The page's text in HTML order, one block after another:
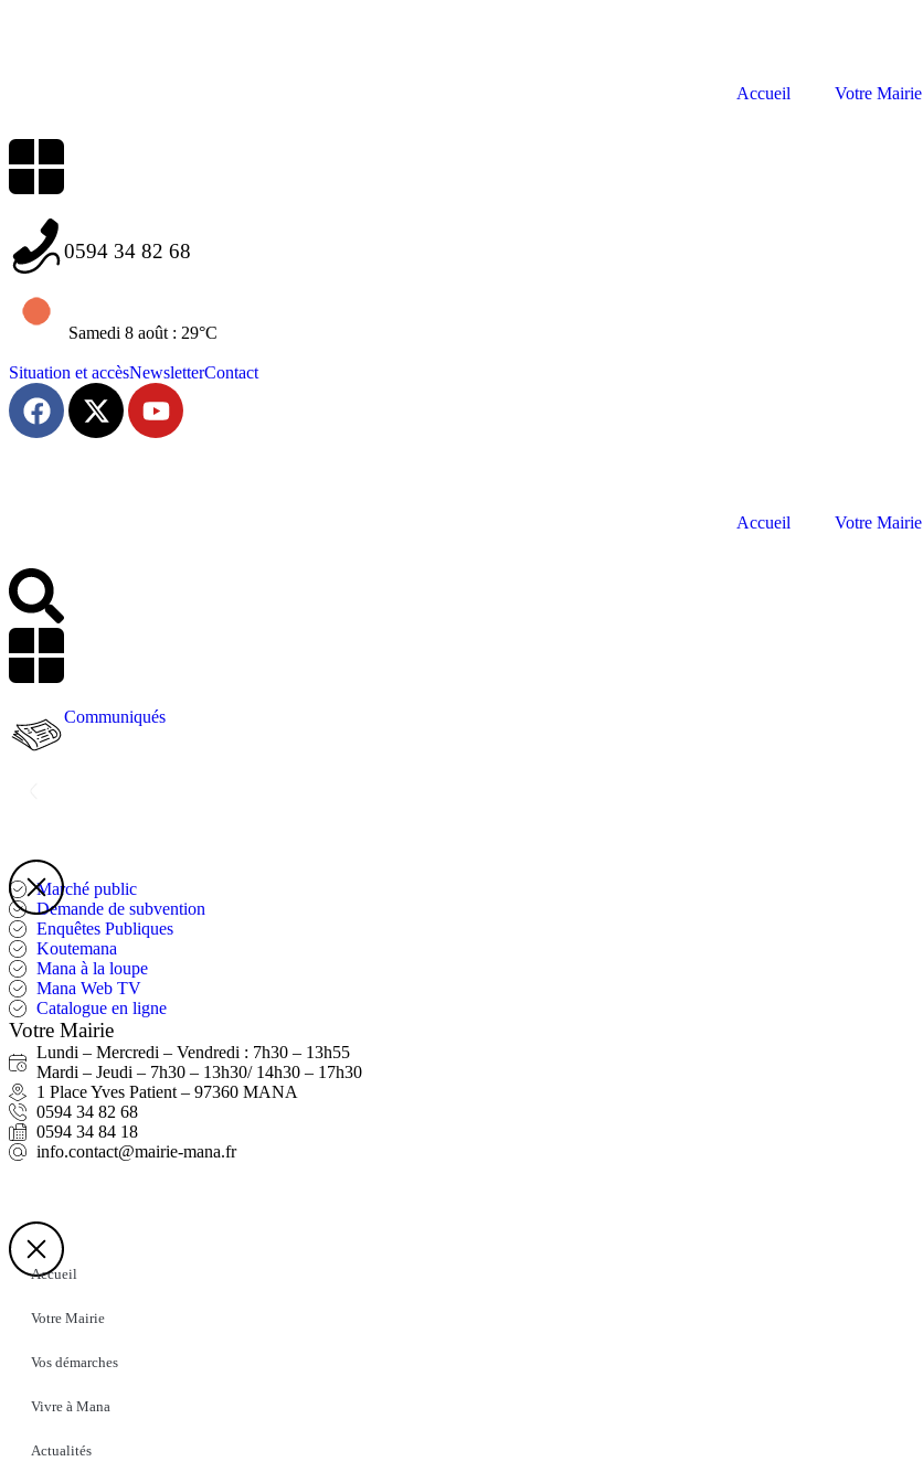
Accueil Votre Mairie
0594 34 82 68
Samedi 8 août : 29°C
Situation et accèsNewsletterContact
Accueil Votre Mairie
Communiqués
Marché public
Demande de subvention
Enquêtes Publiques
Koutemana
Mana à la loupe
Mana Web TV
Catalogue en ligne
Votre Mairie
Lundi – Mercredi – Vendredi : 7h30 – 13h55
Mardi – Jeudi – 7h30 – 13h30/ 14h30 – 17h30
1 Place Yves Patient – 97360 MANA
0594 34 82 68
0594 34 84 18
info.contact@mairie-mana.fr
Accueil
Votre Mairie
Vos démarches
Vivre à Mana
Actualités